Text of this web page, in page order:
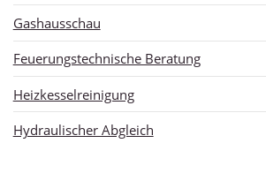
Gashausschau
Feuerungstechnische Beratung
Heizkesselreinigung
Hydraulischer Abgleich